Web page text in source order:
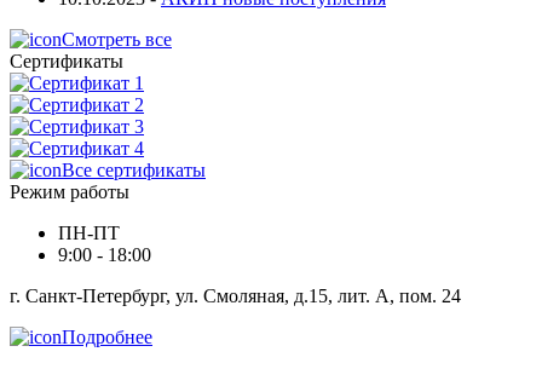
Смотреть все
Сертификаты
Все сертификаты
Режим работы
ПН-ПТ
9:00 - 18:00
г. Санкт-Петербург, ул. Смоляная, д.15, лит. А, пом. 24
Подробнее